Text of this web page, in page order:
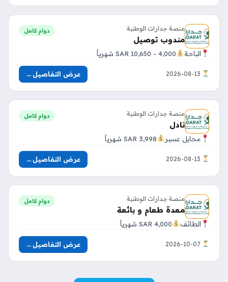
منصة جدارات الوطنية
مندوب توصيل
دوام كامل
الباحة 4,000 - 10,650 SAR شهرياً
عرض التفاصيل←
منصة جدارات الوطنية
نادل
دوام كامل
محايل عسير 3,998 SAR شهرياً
عرض التفاصيل←
منصة جدارات الوطنية
معدة طعام و بائعة
دوام كامل
الطائف 4,000 SAR شهرياً
عرض التفاصيل←